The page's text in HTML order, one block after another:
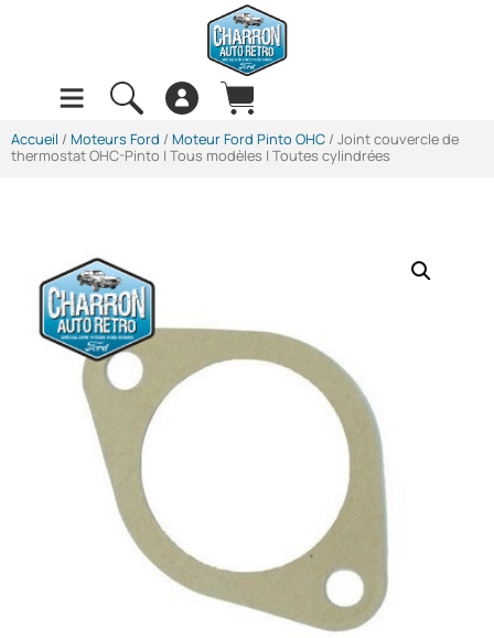
Accueil / Moteurs Ford / Moteur Ford Pinto OHC / Joint couvercle de
thermostat OHC-Pinto | Tous modèles | Toutes cylindrées